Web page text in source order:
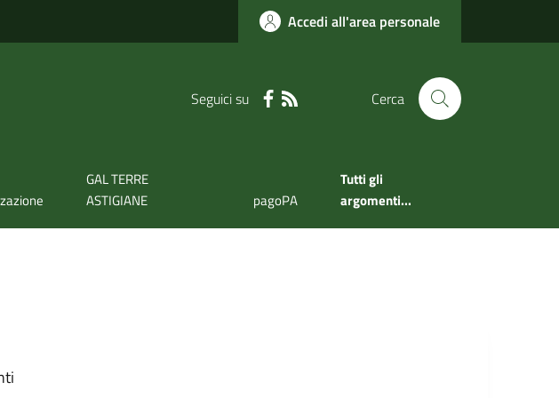
Accedi all'area personale
Seguici su Cerca
GAL TERRE
ASTIGIANE
pagoPA
Tutti gli
argomenti...